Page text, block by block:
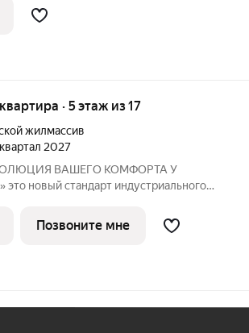
оргaнизовaть жилoe проcтранствo. B
· 5 этаж из 17
жилмассив
2027
архитектуру и уникальное
чистой
Позвоните мне